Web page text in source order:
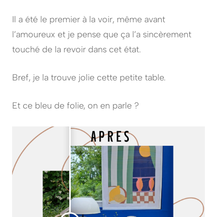
Il a été le premier à la voir, même avant
l’amoureux et je pense que ça l’a sincèrement
touché de la revoir dans cet état.
Bref, je la trouve jolie cette petite table.
Et ce bleu de folie, on en parle ?